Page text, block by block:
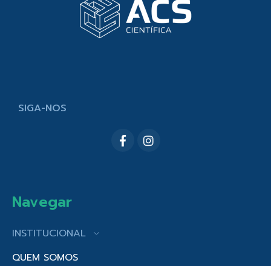
SIGA-NOS
Navegar
INSTITUCIONAL
QUEM SOMOS